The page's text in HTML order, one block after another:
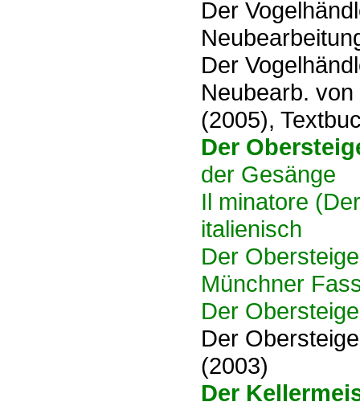
Der
Der
Neubearb.
(2005),
Der
der Gesänge
Il minatore
italienisch
Der
Münchner
Der
Der
(2003)
Der